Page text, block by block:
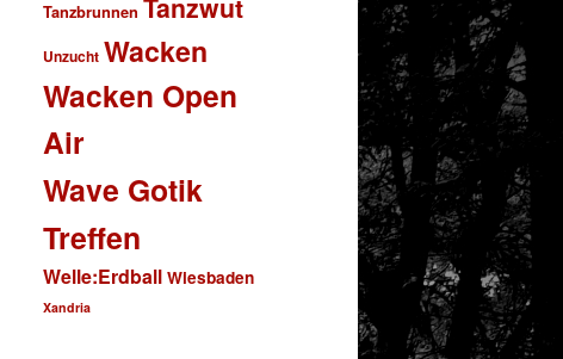
Tanzbrunnen Tanzwut
Unzucht Wacken
Wacken Open
Air
Wave Gotik
Treffen
Welle:Erdball Wiesbaden
Xandria